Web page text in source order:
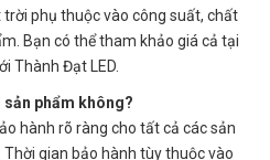
phụ thuộc vào công suất, chất
Bạn có thể tham khảo giá cả tại
Thành Đạt LED.
sản phẩm không?
hành rõ ràng cho tất cả các sản
gian bảo hành tùy thuộc vào